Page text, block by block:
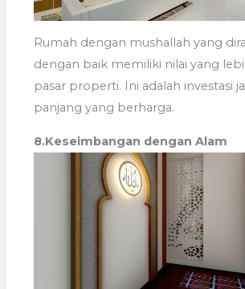
Rumah dengan mushallah yang
dengan baik memiliki nilai yang
pasar properti. Ini adalah investasi
panjang yang berharga.
8.Keseimbangan dengan Alam